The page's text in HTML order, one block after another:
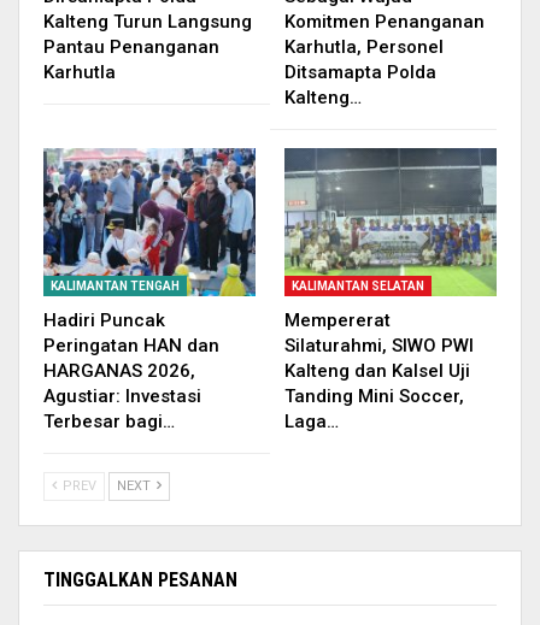
Kalteng Turun Langsung
Pantau Penanganan
Karhutla
Komitmen Penanganan
Karhutla, Personel
Ditsamapta Polda
Kalteng…
KALIMANTAN TENGAH
Hadiri Puncak
Peringatan HAN dan
HARGANAS 2026,
Agustiar: Investasi
Terbesar bagi…
KALIMANTAN SELATAN
Mempererat
Silaturahmi, SIWO PWI
Kalteng dan Kalsel Uji
Tanding Mini Soccer,
Laga…
PREV NEXT
TINGGALKAN PESANAN